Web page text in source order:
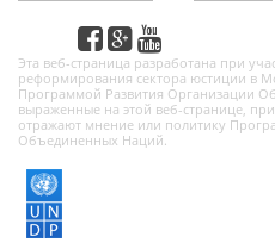
Этa веб-страница разработана при
реформирования сектора юстиции в
Программой Развития Организации
выраженные на этой веб-страницe,
отражают мнение или политику
Объединенных Наций.